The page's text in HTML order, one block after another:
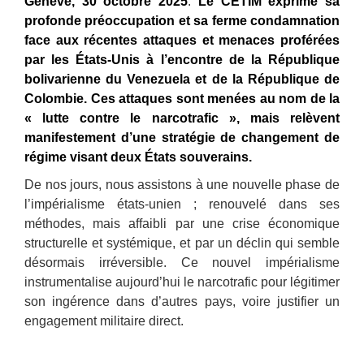
profonde préoccupation et sa ferme condamnation
face aux récentes attaques et menaces proférées
par les États-Unis à l’encontre de la République
bolivarienne du Venezuela et de la République de
Colombie. Ces attaques sont menées au nom de la
« lutte contre le narcotrafic », mais relèvent
manifestement d’une stratégie de changement de
régime visant deux États souverains.
De nos jours, nous assistons à une nouvelle phase de
l’impérialisme états-unien ; renouvelé dans ses
méthodes, maisaffaibli par une crise économique
structurelle et systémique, et par un déclin qui semble
désormais irréversible. Ce nouvel impérialisme
instrumentalise aujourd’hui le narcotrafic pour légitimer
son ingérence dans d’autres pays, voire justifier un
engagement militaire direct.